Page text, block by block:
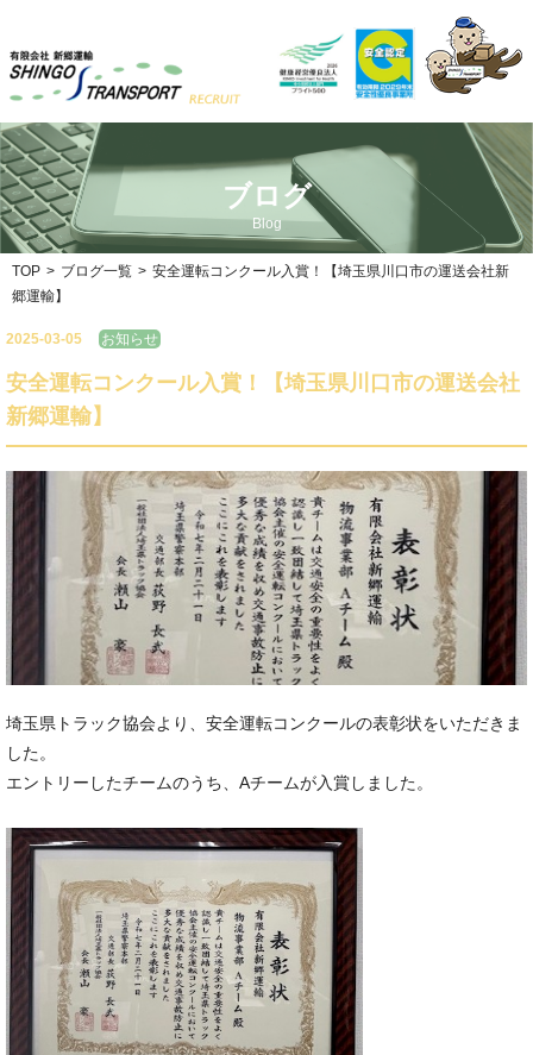
ブログ
Blog
TOP > ブログ一覧 > 安全運転コンクール入賞！【埼玉県川口市の運送会社新
郷運輸】
2025-03-05 お知らせ
安全運転コンクール入賞！【埼玉県川口市の運送会社
新郷運輸】
埼玉県トラック協会より、安全運転コンクールの表彰状をいただきま
した。
エントリーしたチームのうち、Aチームが入賞しました。